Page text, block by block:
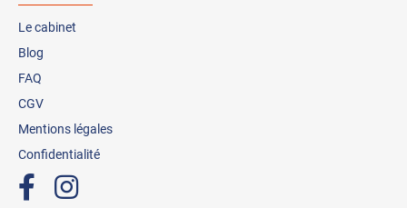
Le cabinet
Blog
FAQ
CGV
Mentions légales
Confidentialité